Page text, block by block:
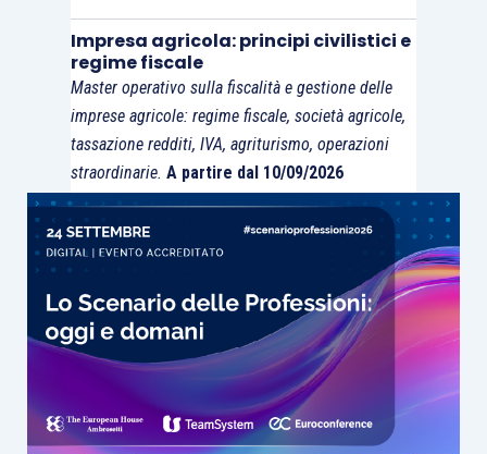
Impresa agricola: principi civilistici e
regime fiscale
Master operativo sulla fiscalità e gestione delle
imprese agricole: regime fiscale, società agricole,
tassazione redditi, IVA, agriturismo, operazioni
straordinarie. A partire dal 10/09/2026